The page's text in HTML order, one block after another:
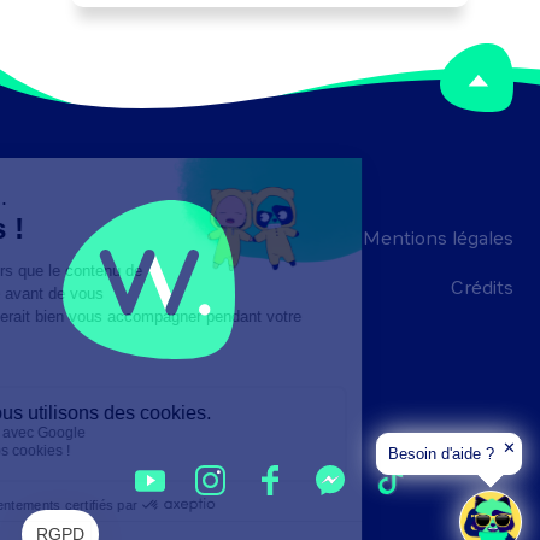
Peut gérer des litiges et contentieux.
Mentions légales
Crédits
Besoin d'aide ? ✕